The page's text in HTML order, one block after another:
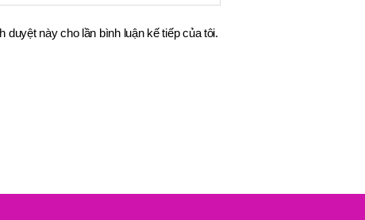
duyệt này cho lần bình luận kế tiếp của tôi.